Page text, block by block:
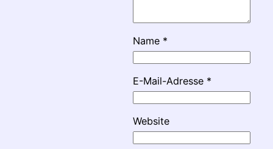
Name *
E-Mail-Adresse *
Website